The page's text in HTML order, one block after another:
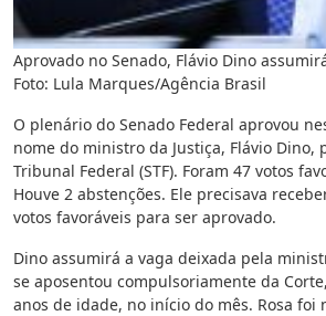
Aprovado no Senado, Flávio Dino
Foto: Lula Marques/Agência Brasil
O plenário do Senado Federal aprovou
nome do ministro da Justiça, Flávio Dino,
Tribunal Federal (STF). Foram 47 votos
Houve 2 abstenções. Ele precisava
votos favoráveis para ser aprovado.
Dino assumirá a vaga deixada pela
se aposentou compulsoriamente da
anos de idade, no início do mês. Rosa foi